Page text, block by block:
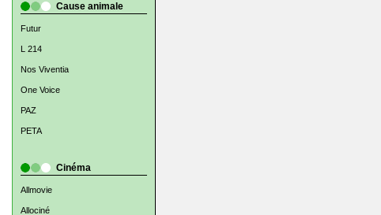
Cause animale
Futur
L 214
Nos Viventia
One Voice
PAZ
PETA
Cinéma
Allmovie
Allociné